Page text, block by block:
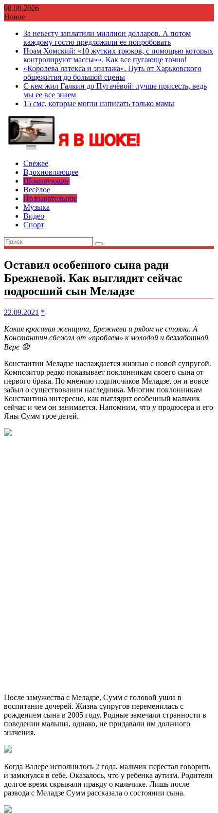
Перейти
к
08.08.2026
Новое
За невесту заплатили миллион долларов. А потом
каждому гостю предложили ее попробовать
Ноам Хомский: «10 жутких трюков, с помощью которых
контролируют массы»». Как все пугающе точно!
«Королева латекса и эпатажа». Путь от Харьковского
общежития до большой сцены
С кем жил Галкин до Пугачёвой: лучше присесть, ведь
мы ее все знаем
15 смс, которые могли написать только мамы
Свежее
Вдохновляющее
Шокирующее
Весёлое
Познавательное
Музыка
Видео
Спорт
Оставил особенного сына ради
Брежневой. Как выглядит сейчас
подросший сын Меладзе
22.09.2021 *
Какая красивая женщина, Брежнева и рядом не стояла. А
Константин сбежал от «проблем» к молодой и беззаботной
Вере 😟
Константин Меладзе наслаждается жизнью с новой супругой.
Композитор редко показывает поклонникам своего сына от
первого брака. По мнению подписчиков Меладзе, он и вовсе
забыл о существовании наследника. Многим поклонникам
Константина интересно, как выглядит особенный мальчик
сейчас и чем он занимается. Напомним, что у продюсера и его
Яны Сумм трое детей.
После замужества с Меладзе, Сумм с головой ушла в
воспитание дочерей. Жизнь супругов переменилась с
рождением сына в 2005 году. Родные замечали странности в
поведении малыша, однако, не придавали им должного
значения.
Когда Валере исполнилось 2 года, мальчик перестал говорить
и замкнулся в себе. Оказалось, что у ребенка аутизм. Родители
долгое время скрывали правду о мальчике. Лишь после
развода с Меладзе Сумм рассказала о состоянии сына.